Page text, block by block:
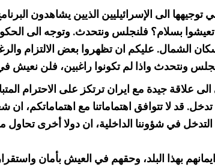
الى الإسرائيليين الذيين يشاهدون
1948. هل تريدون فعلاً ان تعيشوا بسلام؟ فلنجلس
الشمال. عليكم ان تظهروا بعض
ونتحدث واذا لم تكونوا راغبين، فلن نعيش
علاقة جيدة مع ايران ترتكز على الاحترام
قد لا تتوافق اهتماماتنا مع
في شؤوننا الداخلية، ان دولا أخرى تحاول
بهذا البلد، وحقهم في العيش بأمان